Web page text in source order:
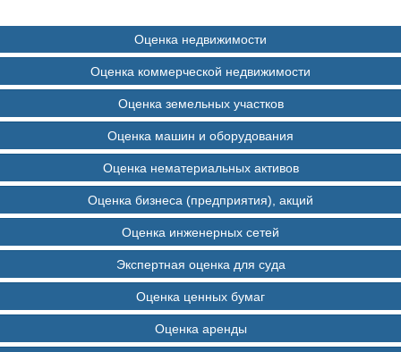
Оценка недвижимости
Оценка коммерческой недвижимости
Оценка земельных участков
Оценка машин и оборудования
Оценка нематериальных активов
Оценка бизнеса (предприятия), акций
Оценка инженерных сетей
Экспертная оценка для суда
Оценка ценных бумаг
Оценка аренды